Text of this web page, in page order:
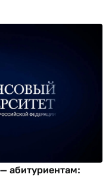
абитуриентам: